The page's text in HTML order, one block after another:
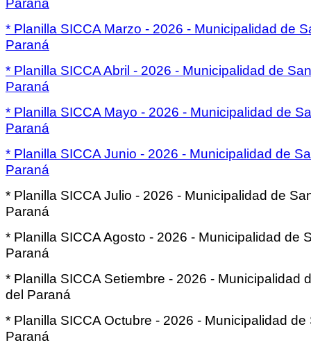
Paraná
* Planilla SICCA Marzo - 2026 - Municipalidad de
Paraná
* Planilla SICCA Abril - 2026 - Municipalidad de
Paraná
* Planilla SICCA Mayo - 2026 - Municipalidad de
Paraná
* Planilla SICCA Junio - 2026 - Municipalidad de
Paraná
* Planilla SICCA Julio - 2026 - Municipalidad de
Paraná
* Planilla SICCA Agosto - 2026 - Municipalidad de
Paraná
* Planilla SICCA Setiembre - 2026 - Municipalidad
del Paraná
* Planilla SICCA Octubre - 2026 - Municipalidad de
Paraná